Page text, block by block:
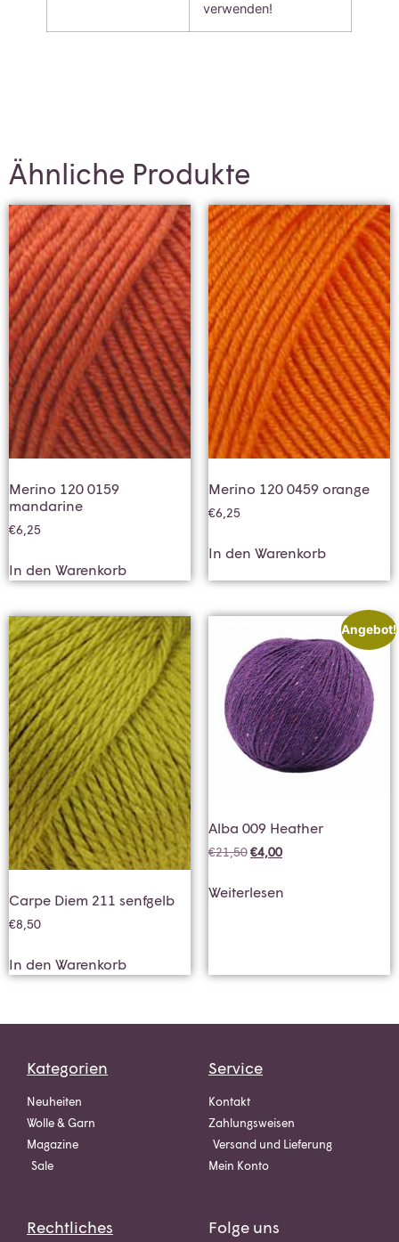
verwenden!
Ähnliche Produkte
Merino 120 0159
mandarine
€6,25
In den Warenkorb
Merino 120 0459 orange
€6,25
In den Warenkorb
Carpe Diem 211 senfgelb
€8,50
In den Warenkorb
Angebot!
Alba 009 Heather
€21,50€4,00
Weiterlesen
Kategorien
Neuheiten
Wolle & Garn
Magazine
Sale
Service
Kontakt
Zahlungsweisen
Versand und Lieferung
Mein Konto
Rechtliches Folge uns